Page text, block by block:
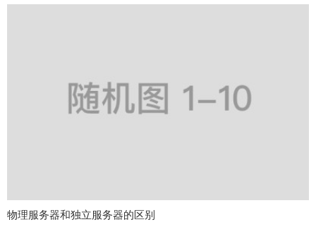
物理服务器和独立服务器的区别